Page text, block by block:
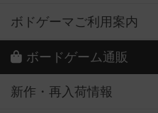
ボドゲーマご利用案内
ボードゲーム通販
新作・再入荷情報